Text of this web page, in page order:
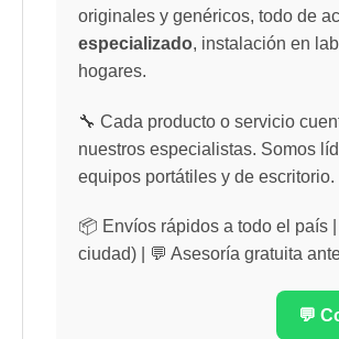
originales y genéricos, todo de
especializado, instalación en
hogares.
🔧 Cada producto o servicio
nuestros especialistas. Somos
equipos portátiles y de escritorio.
📦 Envíos rápidos a todo el país
ciudad) | 💬 Asesoría gratuita
💬